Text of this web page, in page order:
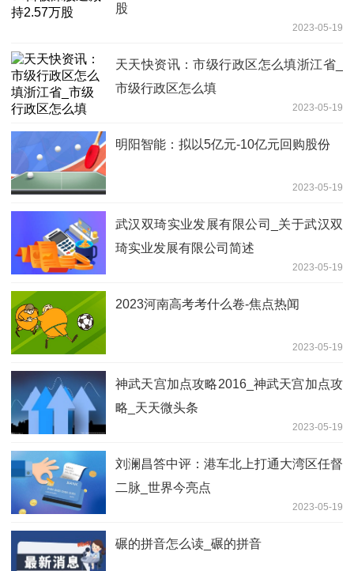
股
2023-05-19
天天快资讯：市级行政区怎么填浙江省_
市级行政区怎么填
2023-05-19
明阳智能：拟以5亿元-10亿元回购股份
2023-05-19
武汉双琦实业发展有限公司_关于武汉双
琦实业发展有限公司简述
2023-05-19
2023河南高考考什么卷-焦点热闻
2023-05-19
神武天宫加点攻略2016_神武天宫加点攻
略_天天微头条
2023-05-19
刘澜昌答中评：港车北上打通大湾区任督
二脉_世界今亮点
2023-05-19
碾的拼音怎么读_碾的拼音